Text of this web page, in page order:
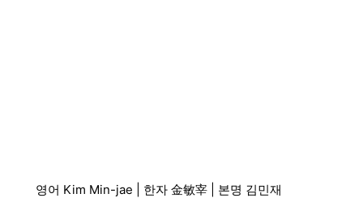
영어 Kim Min-jae | 한자 金敏宰 | 본명 김민재